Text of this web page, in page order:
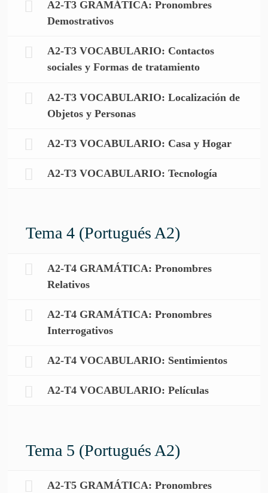
A2-T3 GRAMÁTICA: Pronombres
Demostrativos
A2-T3 VOCABULARIO: Contactos
sociales y Formas de tratamiento
A2-T3 VOCABULARIO: Localización de
Objetos y Personas
A2-T3 VOCABULARIO: Casa y Hogar
A2-T3 VOCABULARIO: Tecnología
Tema 4 (Portugués A2)
A2-T4 GRAMÁTICA: Pronombres
Relativos
A2-T4 GRAMÁTICA: Pronombres
Interrogativos
A2-T4 VOCABULARIO: Sentimientos
A2-T4 VOCABULARIO: Películas
Tema 5 (Portugués A2)
A2-T5 GRAMÁTICA: Pronombres